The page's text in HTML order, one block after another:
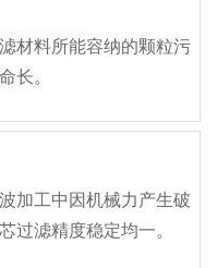
材料所能容纳的颗粒污
长。
加工中因机械力产生破
过滤精度稳定均一。